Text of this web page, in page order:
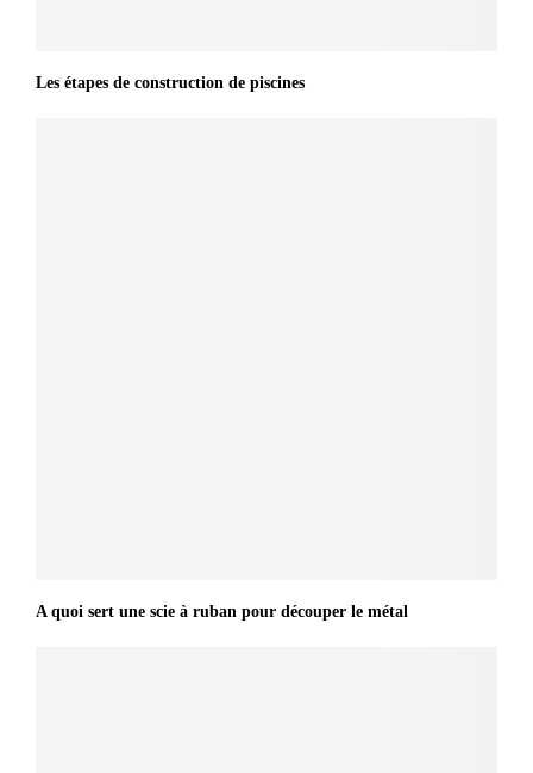
Les étapes de construction de piscines
A quoi sert une scie à ruban pour découper le métal